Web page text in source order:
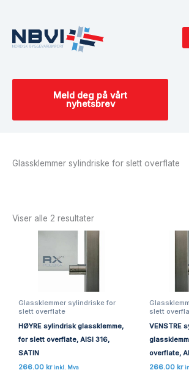
innholdet
Meld deg på vårt
nyhetsbrev
Glassklemmer sylindriske for slett overflate
Viser alle 2 resultater
Glassklemmer sylindriske for
slett overflate
HØYRE sylindrisk glassklemme,
for slett overflate, AISI 316,
SATIN
266.00 kr inkl. Mva
slett
VENSTRE
overflate,
266.00 kr